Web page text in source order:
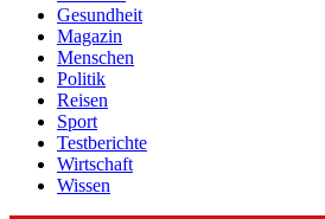
Gesundheit
Magazin
Menschen
Politik
Reisen
Sport
Testberichte
Wirtschaft
Wissen